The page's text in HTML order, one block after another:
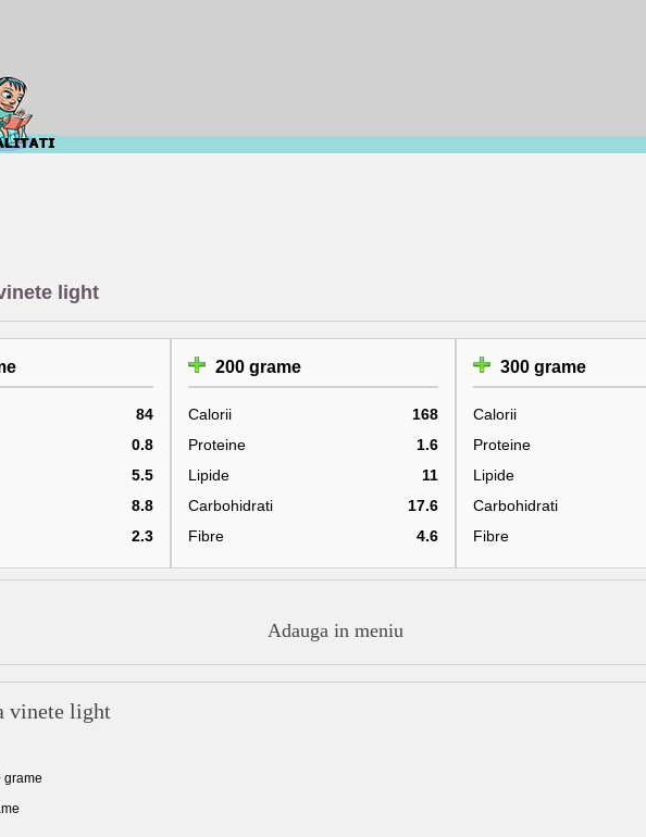
light
84
0.8
5.5
8.8
2.3
200 grame
Calorii
168
Proteine
1.6
Lipide
11
Carbohidrati
17.6
Fibre
4.6
300 grame
Calorii
Proteine
Lipide
Carbohidrati
Fibre
Adauga in meniu
vinete light
grame